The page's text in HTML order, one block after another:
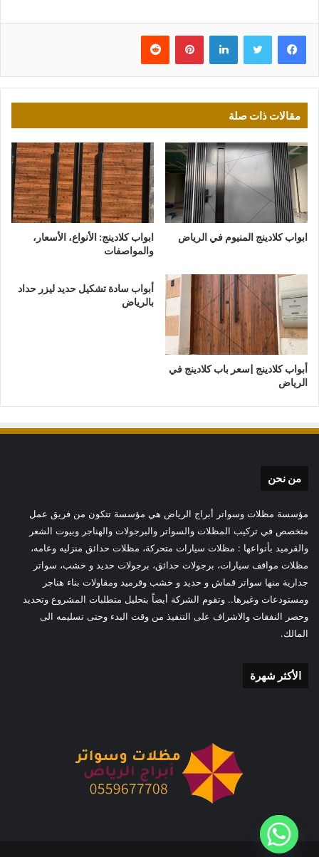
فيسبوك تويتر لينكدإن بينتيريست
مقالات ذات صلة
ابواب كلادينج المنيوم في الرياض
ابواب كلادينج: الأنواع، الأسعار،
والمواصفات
أبواب كلادينج |سعر باب كلادينج في
الرياض
أبواب سادة تشكيل حديد ليزر حداد
بالرياض
من نحن
مؤسسة مظلات وسواتر أبراج الرياض هي مؤسسة تتكون من فريق عمل
متخصص في تركيب المظلات والسواتر والبرجولات والهناجر وبيوت الشعر
والقرميد بأنواعها : مظلات سيارات متحركة، مظلات حدائق منزليه وعامه،
مظلات مواقف سيارات، برجولات حدائق، برجولات حديد و خشب، سواتر
جدارية منها سواتر قماش و حديد و خشب وقرميد ومقاولات بناء هناجر
ومستودعات وغيرها.. وتقوم الشركة أيضاً بتحليل متطلبات المشروع وتحديد
وحصر النفقات والاشراف على التنفيذ من وقت البدء وحتى تسليمه الى
المالك.
الأكثر شهرة